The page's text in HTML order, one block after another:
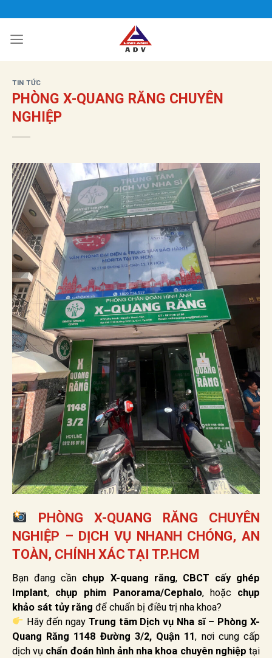
qua
nội
TIN TỨC
PHÒNG X-QUANG RĂNG CHUYÊN
NGHIỆP
PHÒNG X-QUANG RĂNG CHUYÊN
NGHIỆP – DỊCH VỤ NHANH CHÓNG, AN
TOÀN, CHÍNH XÁC TẠI TP.HCM
Bạn đang cần chụp X-quang răng, CBCT cấy ghép
Implant, chụp phim Panorama/Cephalo, hoặc chụp
khảo sát tủy răng để chuẩn bị điều trị nha khoa?
Hãy đến ngay Trung tâm Dịch vụ Nha sĩ – Phòng X-
Quang Răng 1148 Đường 3/2, Quận 11, nơi cung cấp
dịch vụ chẩn đoán hình ảnh nha khoa chuyên nghiệp tại